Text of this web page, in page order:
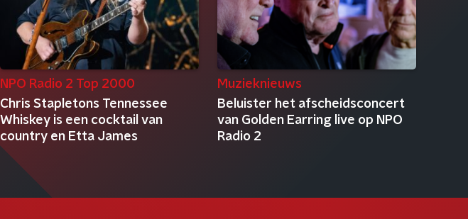
NPO Radio 2 Top 2000
Chris Stapletons Tennessee
Whiskey is een cocktail van
country en Etta James
Muzieknieuws
Beluister het afscheidsconcert
van Golden Earring live op NPO
Radio 2